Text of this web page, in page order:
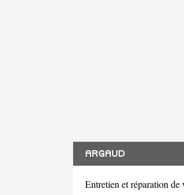
ARGAUD
Entretien et réparation